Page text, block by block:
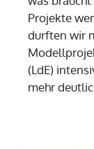
Projekte
durften wir
(LdE)
mehr